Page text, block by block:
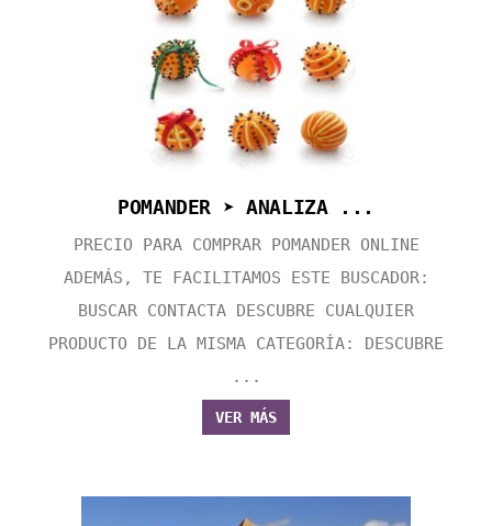
POMANDER ➤ ANALIZA ...
PRECIO PARA COMPRAR POMANDER ONLINE
ADEMÁS, TE FACILITAMOS ESTE BUSCADOR:
BUSCAR CONTACTA DESCUBRE CUALQUIER
PRODUCTO DE LA MISMA CATEGORÍA: DESCUBRE
...
VER MÁS